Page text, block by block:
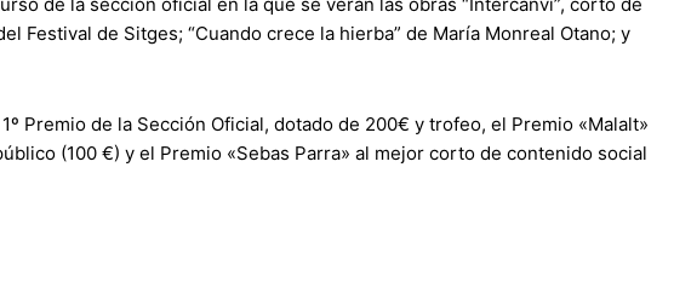
de Sitges; “Cuando crece la hierba” de María Monreal Otano; y
Premio de la Sección Oficial, dotado de 200€ y trofeo, el Premio «Malalt»
(100 €) y el Premio «Sebas Parra» al mejor corto de contenido social